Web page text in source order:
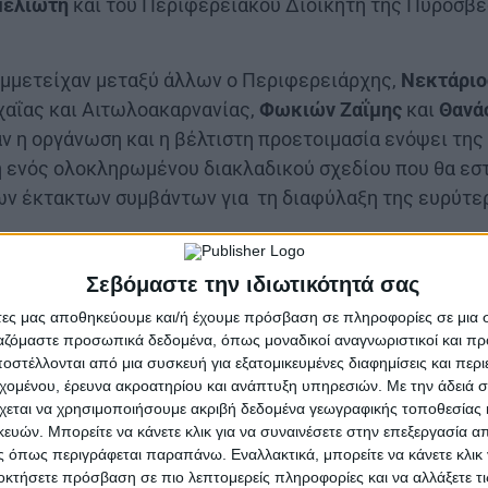
Σεβόμαστε την ιδιωτικότητά σας
μας αποθηκεύουμε και/ή έχουμε πρόσβαση σε πληροφορίες σε
προσωπικά δεδομένα, όπως μοναδικοί αναγνωριστικοί και
από μια συσκευή για εξατομικευμένες διαφημίσεις και
έρευνα ακροατηρίου και ανάπτυξη υπηρεσιών. Με την άδειά
να χρησιμοποιήσουμε ακριβή δεδομένα γεωγραφικής τοποθεσίας
Μπορείτε να κάνετε κλικ για να συναινέσετε στην επεξεργασία
περιγράφεται παραπάνω. Εναλλακτικά, μπορείτε να κάνετε κλικ
πρόσβαση σε πιο λεπτομερείς πληροφορίες και να αλλάξετε
και του Περιφερειακού Διοικητή της
μεταξύ άλλων ο Περιφερειάρχης,
και Αιτωλοακαρνανίας, Φωκιών Ζαΐμης και
η οργάνωση και η βέλτιστη προετοιμασία ενόψει
ολοκληρωμένου διακλαδικού σχεδίου που θα
έκτακτων συμβάντων για τη διαφύλαξη της
με την Πολιτική Προστασία και τη
μέτρων στη πυροπροστασία. Ο σωστός
η έγκαιρη προετοιμασία σε πρώτο χρόνο θα
πυρκαγιών που απειλούν όχι μόνο τις περιουσίες
των πολιτών», δήλωσε ο Αντιπεριφερειάρχης ΠΕ